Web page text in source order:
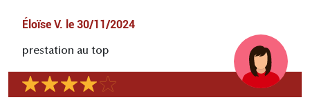
Éloïse V. le 30/11/2024
prestation au top